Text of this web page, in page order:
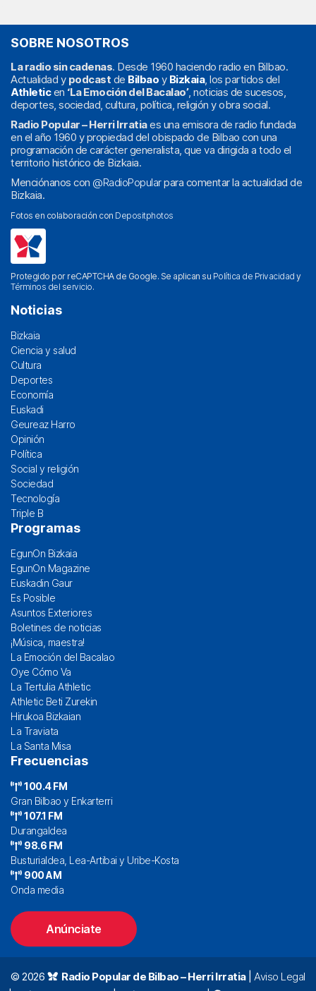
SOBRE NOSOTROS
La radio sin cadenas. Desde 1960 haciendo radio en Bilbao.
Actualidad y podcast de Bilbao y Bizkaia, los partidos del
Athleticen ‘La Emoción del Bacalao’, noticias de sucesos,
deportes, sociedad, cultura, política, religión y obra social.
Radio Popular – Herri Irratiaes una emisora de radio fundada
en el año 1960 y propiedad del obispado de Bilbao con una
programación de carácter generalista, que va dirigida a todo el
territorio histórico de Bizkaia.
Menciónanos con @RadioPopularpara comentar la actualidad de
Bizkaia.
Fotos en colaboración con Depositphotos
Protegido por reCAPTCHA de Google. Se aplican su Política de Privacidad y
Términos del servicio.
Noticias
Bizkaia
Ciencia y salud
Cultura
Deportes
Economía
Euskadi
Geureaz Harro
Opinión
Política
Social y religión
Sociedad
Tecnología
Triple B
Programas
EgunOn Bizkaia
EgunOn Magazine
Euskadin Gaur
Es Posible
Asuntos Exteriores
Boletines de noticias
¡Música, maestra!
La Emoción del Bacalao
Oye Cómo Va
La Tertulia Athletic
Athletic Beti Zurekin
Hirukoa Bizkaian
La Traviata
La Santa Misa
Frecuencias
100.4 FM
Gran Bilbao y Enkarterri
107.1 FM
Durangaldea
98.6 FM
Busturialdea, Lea-Artibai y Uribe-Kosta
900 AM
Onda media
Anúnciate
© 2026 Radio Popular de Bilbao – Herri Irratia|Aviso Legal